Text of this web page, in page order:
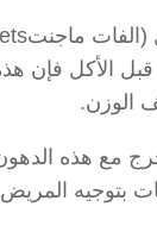
الوزن.
مع هذه
بتوجيه